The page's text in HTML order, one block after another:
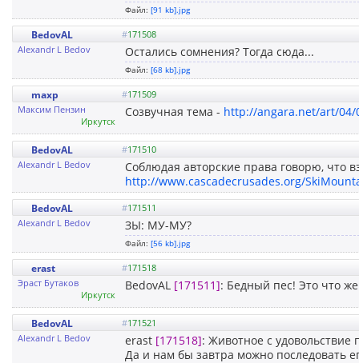
Файл: [91 kb].jpg
BedovAL #171508
Alexandr L Bedov
Остались сомнения? Тогда сюда...
Файл: [68 kb].jpg
maxp #171509
Максим Пензин
Иркутск
Созвучная тема - http://angara.net/art/04/
BedovAL #171510
Alexandr L Bedov
Соблюдая авторские права говорю, что
http://www.cascadecrusades.org/
BedovAL #171511
Alexandr L Bedov
ЗЫ: МУ-МУ?
Файл: [56 kb].jpg
erast #171518
Эраст Бутаков
Иркутск
BedovAL [171511]: Бедный пес! Это что
BedovAL #171521
Alexandr L Bedov
erast [171518]: Животное с удовольствие
Да и нам бы завтра можно последовать